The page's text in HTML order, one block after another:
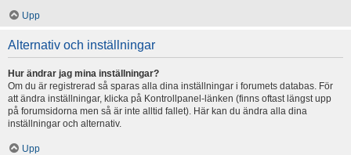
Upp
Alternativ och inställningar
Hur ändrar jag mina inställningar?
Om du är registrerad så sparas alla dina inställningar i forumets databas. För
att ändra inställningar, klicka på Kontrollpanel-länken (finns oftast längst upp
på forumsidorna men så är inte alltid fallet). Här kan du ändra alla dina
inställningar och alternativ.
Upp